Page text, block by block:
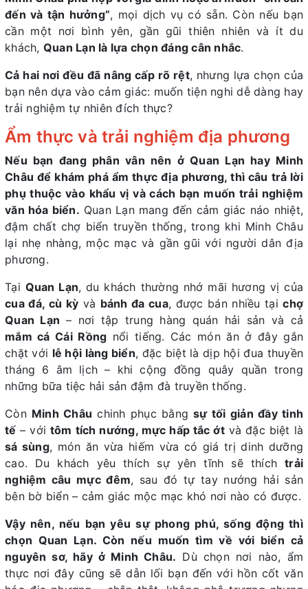
đến và tận hưởng”, mọi dịch vụ có sẵn. Còn nếu bạn
cần một nơi bình yên, gần gũi thiên nhiên và ít du
khách, Quan Lạn là lựa chọn đáng cân nhắc.
Cả hai nơi đều đã nâng cấp rõ rệt, nhưng lựa chọn của
bạn nên dựa vào cảm giác: muốn tiện nghi dễ dàng hay
trải nghiệm tự nhiên đích thực?
Ẩm thực và trải nghiệm địa phương
Nếu bạn đang phân vân nên ở Quan Lạn hay Minh
Châu để khám phá ẩm thực địa phương, thì câu trả lời
phụ thuộc vào khẩu vị và cách bạn muốn trải nghiệm
văn hóa biển. Quan Lạn mang đến cảm giác náo nhiệt,
đậm chất chợ biển truyền thống, trong khi Minh Châu
lại nhẹ nhàng, mộc mạc và gần gũi với người dân địa
phương.
Tại Quan Lạn, du khách thường nhớ mãi hương vị của
cua đá, cù kỳ và bánh đa cua, được bán nhiều tạichợ
Quan Lạn – nơi tập trung hàng quán hải sản và cả
mắm cá Cái Rồng nổi tiếng. Các món ăn ở đây gắn
chặt với lễ hội làng biển, đặc biệt là dịp hội đua thuyền
tháng 6 âm lịch – khi cộng đồng quây quần trong
những bữa tiệc hải sản đậm đà truyền thống.
Còn Minh Châu chinh phục bằngsự tối giản đầy tinh
tế – với tôm tích nướng, mực hấp tắc ớtvà đặc biệt là
sá sùng, món ăn vừa hiếm vừa có giá trị dinh dưỡng
cao. Du khách yêu thích sự yên tĩnh sẽ thích trải
nghiệm câu mực đêm, sau đó tự tay nướng hải sản
bên bờ biển – cảm giác mộc mạc khó nơi nào có được.
Vậy nên, nếu bạn yêu sự phong phú, sống động thì
chọn Quan Lạn. Còn nếu muốn tìm về với biển cả
nguyên sơ, hãy ở Minh Châu. Dù chọn nơi nào, ẩm
thực nơi đây cũng sẽ dẫn lối bạn đến với hồn cốt văn